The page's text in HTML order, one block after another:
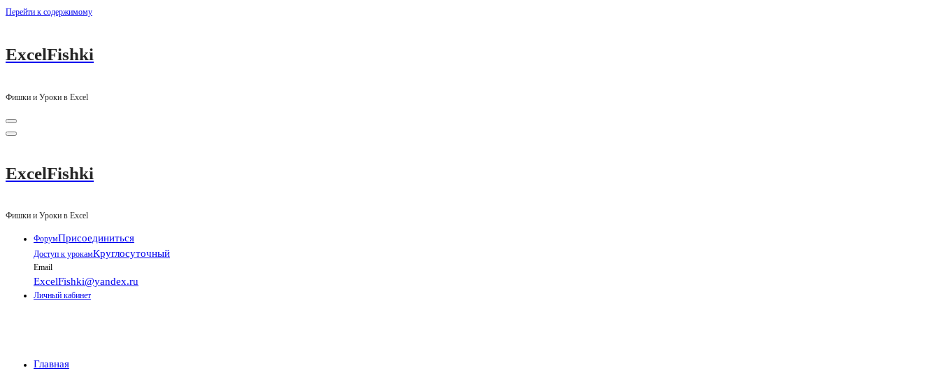
Перейти к содержимому
ExcelFishki
Фишки и Уроки в Excel
ExcelFishki
Фишки и Уроки в Excel
ФорумПрисоединиться
Доступ к урокамКруглосуточный
Email
ExcelFishki@yandex.ru
Личный кабинет
Главная